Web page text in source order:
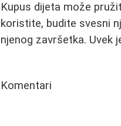
Kupus dijeta može
koristite, budite svesni
njenog završetka. Uvek
Komentari